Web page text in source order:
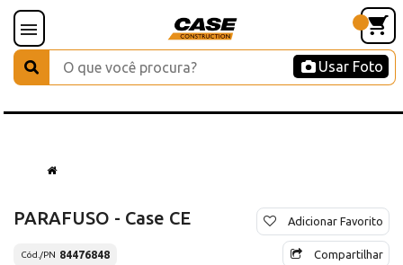
Usar Foto
PARAFUSO - Case CE
Cód./PN 84476848
Adicionar Favorito
Compartilhar